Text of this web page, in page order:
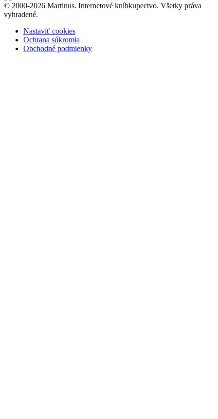
© 2000-2026 Martinus. Internetové kníhkupectvo. Všetky práva
vyhradené.
Nastaviť cookies
Ochrana súkromia
Obchodné podmienky